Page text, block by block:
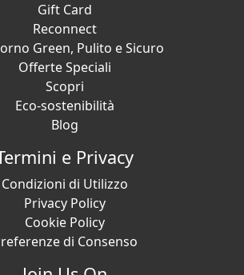
Gift Card
Reconnect
Green, Pulito e Sicuro
Offerte Speciali
Scopri
Eco-sostenibilità
Blog
e Privacy
Condizioni di Utilizzo
Privacy Policy
Cookie Policy
di Consenso